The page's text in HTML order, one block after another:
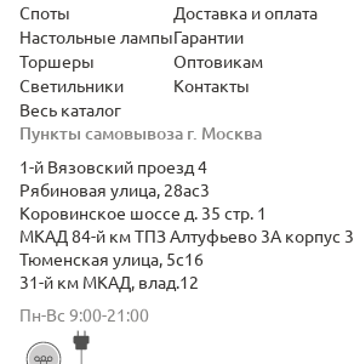
Пункты самовывоза г. Москва
1-й Вязовский проезд 4
Рябиновая улица, 28ас3
Коровинское шоссе д. 35 стр. 1
МКАД 84-й км ТПЗ Алтуфьево 3А корпус 3
Тюменская улица, 5с16
31-й км МКАД, влад.12
Пн-Вс 9:00-21:00
Споты
Настольные лампы
Торшеры
Светильники
Весь каталог
Доставка и оплата
Гарантии
Оптовикам
Контакты